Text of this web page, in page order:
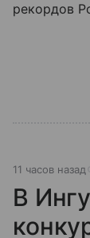
рекордов
11 часов назад
В